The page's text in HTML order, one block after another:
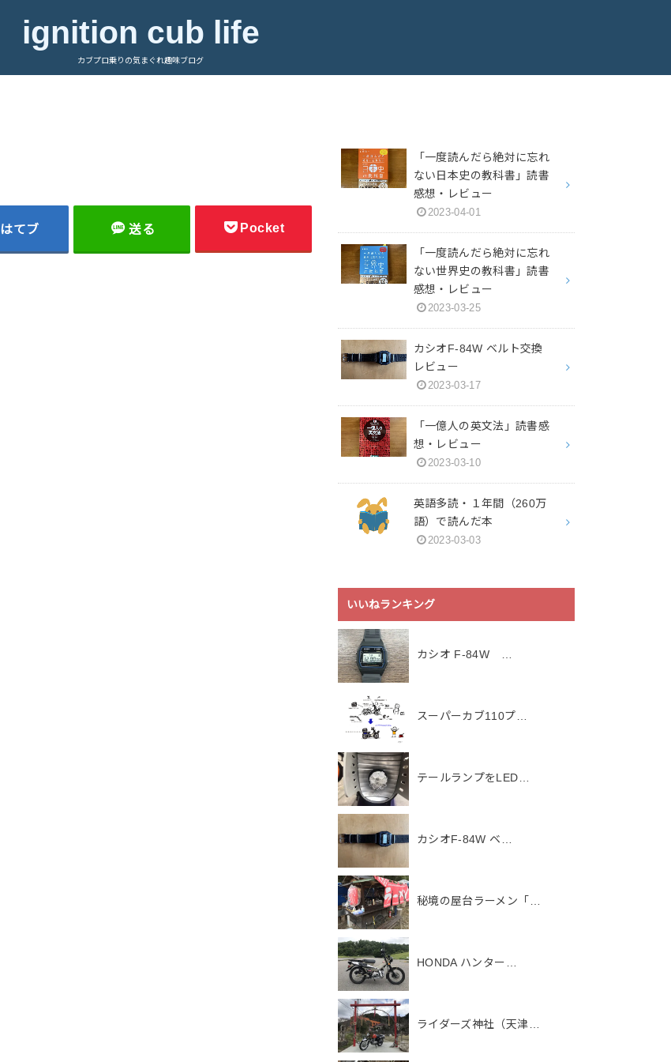
ignition cub life
カブプロ乗りの気まぐれ趣味ブログ
はてブ 送る Pocket
「一度読んだら絶対に忘れ
ない日本史の教科書」読書
感想・レビュー
2023-04-01
「一度読んだら絶対に忘れ
ない世界史の教科書」読書
感想・レビュー
2023-03-25
カシオF-84W ベルト交換
レビュー
2023-03-17
「一億人の英文法」読書感
想・レビュー
2023-03-10
英語多読・１年間（260万
語）で読んだ本
2023-03-03
いいねランキング
カシオ F-84W …
スーパーカブ110プ…
テールランプをLED…
カシオF-84W ベ…
秘境の屋台ラーメン「…
HONDA ハンター…
ライダーズ神社（天津…